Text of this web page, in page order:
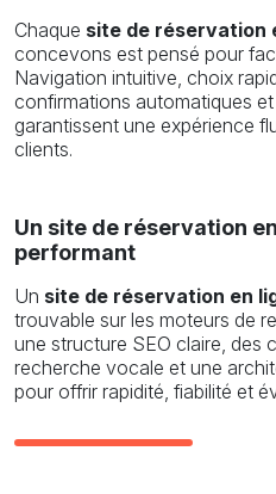
Chaque site de réservation
concevons est pensé pour
Navigation intuitive, choix
confirmations automatiques
garantissent une expérience
clients.
Un site de réservation
performant
Un site de réservation en
trouvable sur les moteurs de
une structure SEO claire, des
recherche vocale et une
pour offrir rapidité, fiabilité et